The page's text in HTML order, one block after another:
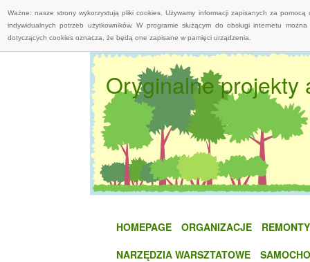
Ważne: nasze strony wykorzystują pliki cookies. Używamy informacji zapisanych za
indywidualnych potrzeb użytkowników. W programie służącym do obsługi internetu
dotyczących cookies oznacza, że będą one zapisane w pamięci urządzenia.
Oryginalne projekty
HOMEPAGE ORGANIZACJE
REMONTY
NARZĘDZIA WARSZTATOWE